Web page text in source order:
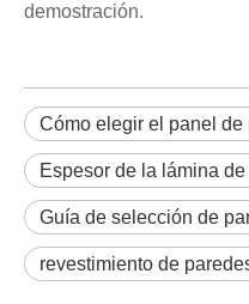
demostración.
Cómo elegir el panel de
Espesor de la lámina
Guía de selección de
revestimiento de